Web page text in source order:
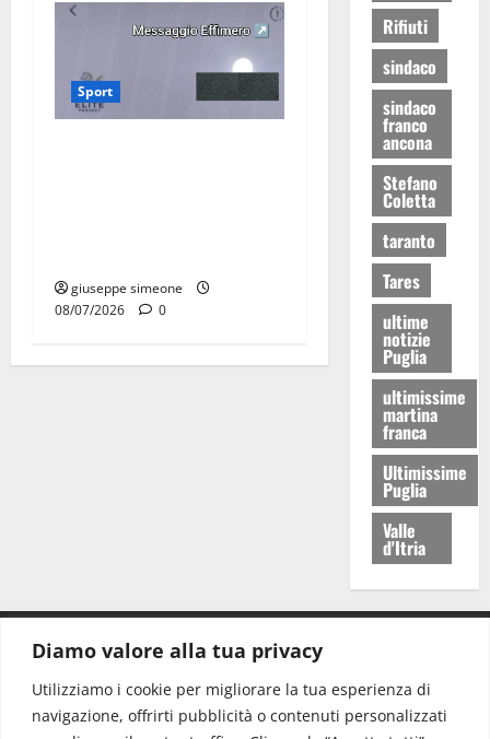
Diamo valore alla tua privacy
Utilizziamo i cookie per migliorare la tua esperienza di
navigazione, offrirti pubblicità o contenuti personalizzati
Sport
giuseppe simeone
08/07/2026
0
Rifiuti
sindaco
sindaco
franco
ancona
Stefano
Coletta
taranto
Tares
ultime
notizie
Puglia
ultimissime
martina
franca
Ultimissime
Puglia
Valle
d'Itria
Redazione: redazione@www.martinasera.it